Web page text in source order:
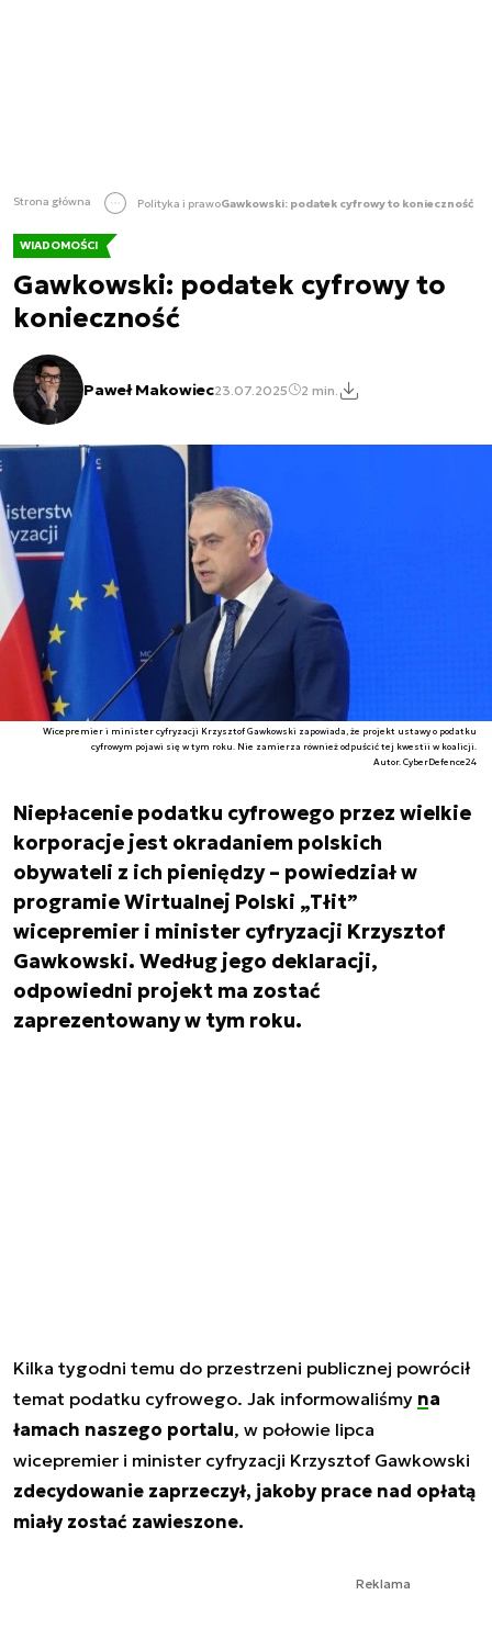
Strona główna Polityka i prawoGawkowski: podatek cyfrowy to konieczność
WIADOMOŚCI
Gawkowski: podatek cyfrowy to
konieczność
Paweł Makowiec23.07.2025 2 min.
Wicepremier i minister cyfryzacji Krzysztof Gawkowski zapowiada, że projekt ustawy o podatku
cyfrowym pojawi się w tym roku. Nie zamierza również odpuścić tej kwestii w koalicji.
Autor. CyberDefence24
Niepłacenie podatku cyfrowego przez wielkie
korporacje jest okradaniem polskich
obywateli z ich pieniędzy – powiedział w
programie Wirtualnej Polski „Tłit”
wicepremier i minister cyfryzacji Krzysztof
Gawkowski. Według jego deklaracji,
odpowiedni projekt ma zostać
zaprezentowany w tym roku.
Kilka tygodni temu do przestrzeni publicznej powrócił
temat podatku cyfrowego. Jak informowaliśmy na
łamach naszego portalu, w połowie lipca
wicepremier i minister cyfryzacji Krzysztof Gawkowski
zdecydowanie zaprzeczył, jakoby prace nad opłatą
miały zostać zawieszone.
Reklama